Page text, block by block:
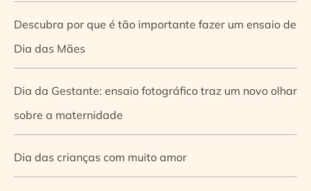
Descubra por que é tão importante fazer um ensaio de
Dia das Mães
Dia da Gestante: ensaio fotográfico traz um novo olhar
sobre a maternidade
Dia das crianças com muito amor